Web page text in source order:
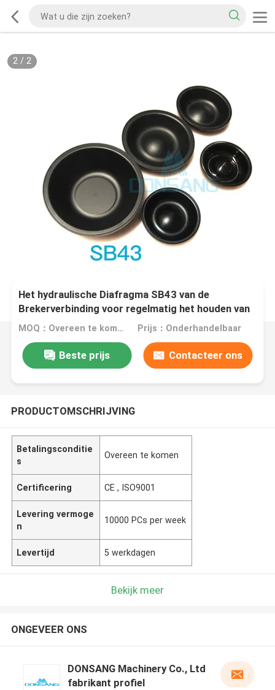
2/ 2
Het hydraulische Diafragma SB43 van de
Brekerverbinding voor regelmatig het houden van
uw Breker en Sterk
MOQ：Overeen te komen Prijs：Onderhandelbaar
Beste prijs Contacteer ons
PRODUCTOMSCHRIJVING
Betalingsconditie
s
Overeen te komen
Certificering CE , ISO9001
Levering vermoge
n
10000 PCs per week
Levertijd 5 werkdagen
Bekijk meer
ONGEVEER ONS
DONSANG Machinery Co., Ltd
fabrikant profiel